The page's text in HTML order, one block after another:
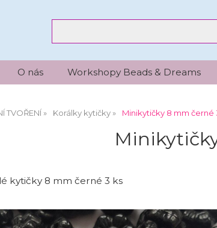
O nás Workshopy Beads & Dreams
TVOŘENÍ Korálky kytičky Minikytičky 8 mm černé
kytičky 8 mm černé 3 ks